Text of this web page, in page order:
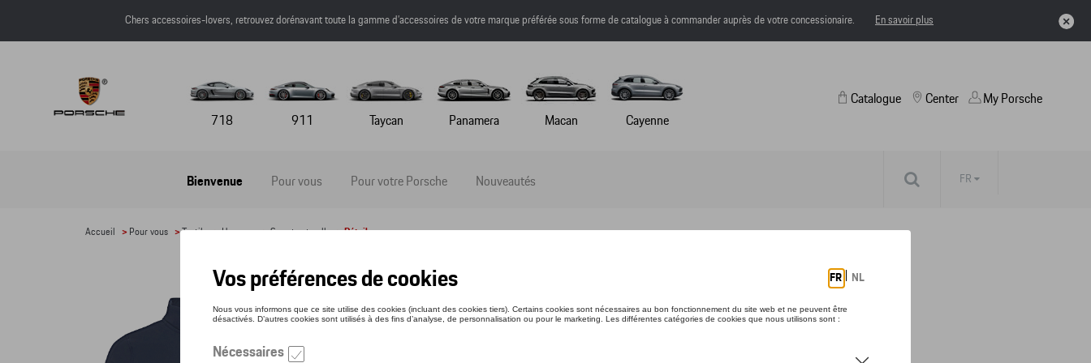
Chers accessoires-lovers, retrouvez dorénavant toute la gamme d’accessoires de votre marque préférée sous forme de catalogue à commander auprès de votre concessionaire. En savoir plus
718 911 Taycan Panamera Macan Cayenne
Catalogue
Bienvenue Pour vous Pour votre Porsche Nouveautés
Center My Porsche
FR
Accueil > Pour vous >Textile >Hommes >Sweats et pulls > Détail
VESTE SWEAT - ROUGHROADS - 3XL
Référence: WAP1623XL0PRRD